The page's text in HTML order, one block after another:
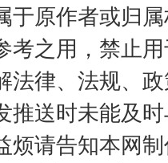
于原作者或归
考之用，禁止
法律、法规、
推送时未能及
烦请告知本网
标问题” 法